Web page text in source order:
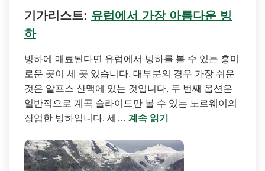
기가리스트: 유럽에서 가장 아름다운 빙
하
빙하에 매료된다면 유럽에서 빙하를 볼 수 있는 흥미
로운 곳이 세 곳 있습니다. 대부분의 경우 가장 쉬운
것은 알프스 산맥에 있는 것입니다. 두 번째 옵션은
일반적으로 계곡 슬라이드만 볼 수 있는 노르웨이의
장엄한 빙하입니다. 세… 계속 읽기